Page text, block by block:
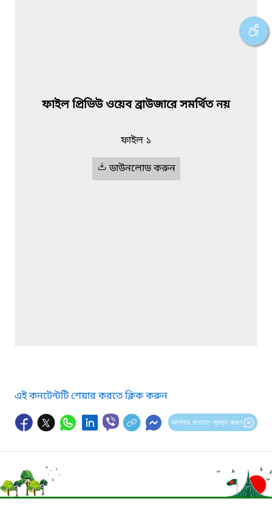
ফাইল প্রিভিউ ওয়েব ব্রাউজারে সমর্থিত নয়
ফাইল ১
ডাউনলোড করুন
এই কনটেন্টটি শেয়ার করতে ক্লিক করুন
আপনার মতামত প্রদান করুন